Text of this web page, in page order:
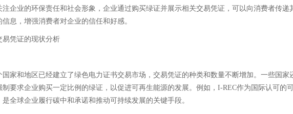
企业的环保责任和社会形象，企业通过购买绿证并展示相关交易凭证，可以向消费者传递
息，增强消费者对企业的信任和好感。
易凭证的现状分析
国家和地区已经建立了绿色电力证书交易市场，交易凭证的种类和数量不断增加。一些国家
要求企业购买一定比例的绿证，以促进可再生能源的发展。例如，I-REC作为国际认可的可
全球企业履行碳中和承诺和推动可持续发展的关键手段。